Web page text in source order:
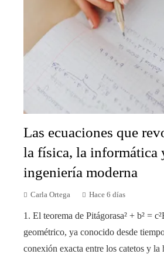
Las ecuaciones que
la física, la informática
ingeniería moderna
Carla Ortega Hace 6 días
1. El teorema de Pitágorasa² + b² =
geométrico, ya conocido desde
conexión exacta entre los catetos y la